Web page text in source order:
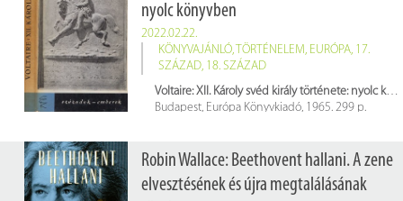
nyolc könyvben
2022.02.22.
KÖNYVAJÁNLÓ, TÖRTÉNELEM, EURÓPA, 17.
SZÁZAD, 18. SZÁZAD
Voltaire: XII. Károly svéd király története: nyolc könyvben
Budapest, Európa Könyvkiadó, 1965. 299 p.
Robin Wallace: Beethovent hallani. A zene
elvesztésének és újra megtalálásának